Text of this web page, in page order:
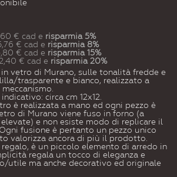
€ cad e risparmia 5%
€ cad e risparmia 8%
€ cad e risparmia15%
€ cad e risparmia20%
vetro di Murano, sulle tonalità fredde e
trasparente e bianco, realizzato a
circa cm 12x12.
è realizzata a mano ed ogni pezzo è
di Murano viene fuso in forno (a
e non esiste modo di replicare il
fusione è pertanto un pezzo unico
valorizza ancora di più il prodotto.
è un piccolo elemento di arredo in
regala un tocco di eleganza e
utile ma anche decorativo ed originale